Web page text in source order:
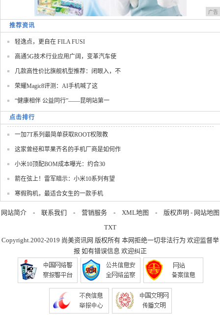
广告
推荐资讯
轻逸点，更自在 FILA FUSI
高通5G技术行业应用广阔，变革汽车使
几款高性价比旗舰机型推荐：闭眼入，不
荣耀Magic8评测：AI手机喊了这
“健康相伴 公益同行”——昆明站第一
点击排行
一加7T系列最简单获取ROOT权限教
这家曾经和苹果齐名的手机厂商是如何作
小米10顶配BOM成本曝光：约合30
箭在弦上！雷军暗示：小米10系列有望
寒假购机，最适合女生的一款手机
网站简介- 联系我们 - 营销服务- XML地图 - 版权声明 - 网站地图
TXT
Copyright.2002-2019 尚美资讯网 版权所有 本网拒绝一切非法行为 欢迎监督举
报 如有错误信息 欢迎纠正